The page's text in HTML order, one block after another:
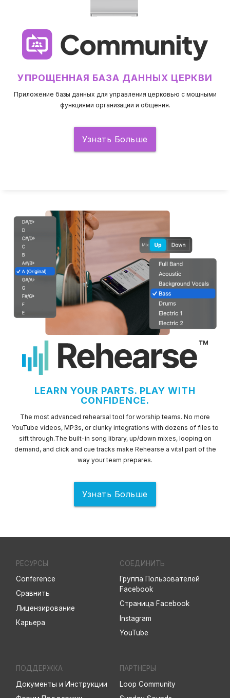
УПРОЩЕННАЯ БАЗА ДАННЫХ ЦЕРКВИ
Приложение базы данных для управления церковью с мощными
функциями организации и общения.
Узнать Больше
LEARN YOUR PARTS. PLAY WITH
CONFIDENCE.
The most advanced rehearsal tool for worship teams. No more
YouTube videos, MP3s, or clunky integrations with dozens of files to
sift through.The built-in song library, up/down mixes, looping on
demand, and click and cue tracks make Rehearse a vital part of the
way your team prepares.
Узнать Больше
РЕСУРСЫ
Conference
Сравнить
Лицензирование
Карьера
СОЕДИНИТЬ
Группа Пользователей
Facebook
Страница Facebook
Instagram
YouTube
ПОДДЕРЖКА
Документы и Инструкции
ПАРТНЕРЫ
Loop Community